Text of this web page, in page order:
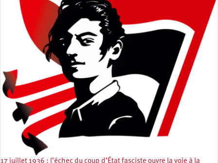
17 juillet 1936 : l’échec du coup d’État fasciste ouvre la voie à la